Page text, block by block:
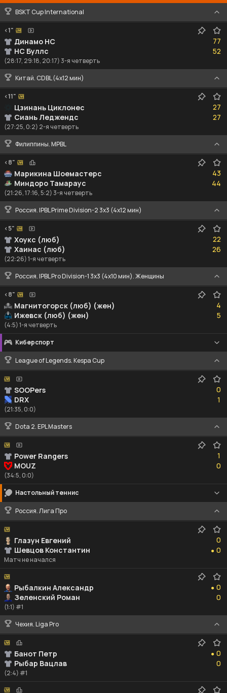
BSKT Cup International
<1"
Динамо НС
НС Буллс
77
77
52
52
(28:17, 29:18, 20:17) 3-я четверть
Китай. CDBL (4x12 мин)
<11"
Цзинань Циклонес
Сиань Леджендс
27
27
27
27
(27:25, 0:2) 2-я четверть
Филиппины. MPBL
<8"
Марикина Шоемастерс
Миндоро Тамараус
43
43
44
44
(21:26, 17:16, 5:2) 3-я четверть
Россия. IPBL Prime Division-2 3x3 (4x12 мин)
<5"
Хоукс (люб)
Хаинас (люб)
22
22
26
26
(22:26) 1-я четверть
Россия. IPBL Pro Division-1 3x3 (4x10 мин). Женщины
<8"
Магнитогорск (люб) (жен)
Ижевск (люб) (жен)
4
4
5
5
(4:5) 1-я четверть
Киберспорт
League of Legends. Kespa Cup
SOOPers
DRX
0
0
1
1
(21:35, 0:0)
Dota 2. EPL Masters
Power Rangers
MOUZ
1
10
0
(34:5, 0:0)
Настольный теннис
Россия. Лига Про
Глазун Евгений
Шевцов Константин
0
0
●
0
0
Матч не начался
Рыбалкин Александр
Зеленский Роман
●
0
0
0
0
(1:1) #1
Чехия. Liga Pro
Банот Петр
Рыбар Вацлав
●
0
0
0
0
(2:4) #1